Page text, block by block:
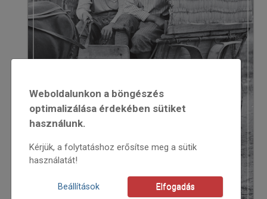
Weboldalunkon a böngészés
optimalizálása érdekében sütiket
használunk.
Kérjük, a folytatáshoz erősítse meg a sütik
használatát!
Beállítások Elfogadás